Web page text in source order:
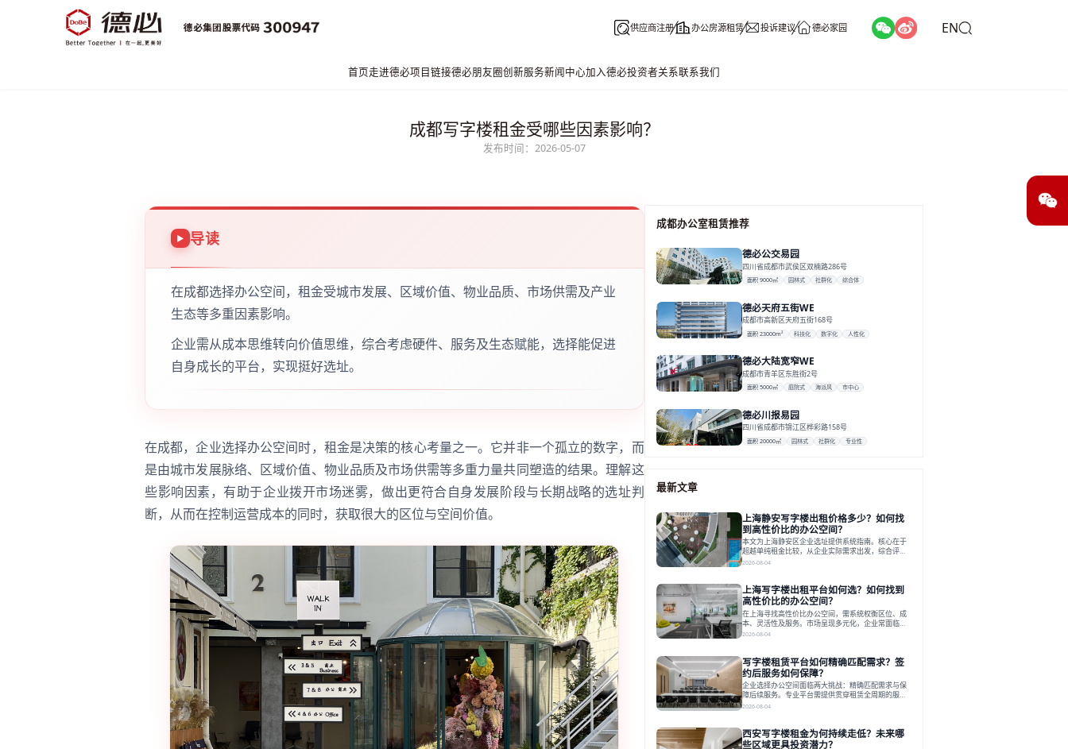
供应商注册 办公房源租赁 投诉建议 德必家园 EN
首页走进德必项目链接德必朋友圈创新服务新闻中心加入德必投资者关系联系我们
成都写字楼租金受哪些因素影响？
发布时间：2026-05-07
导读
在成都选择办公空间，租金受城市发展、区域价值、物业品质、市场供需及产业
生态等多重因素影响。
企业需从成本思维转向价值思维，综合考虑硬件、服务及生态赋能，选择能促进
自身成长的平台，实现挺好选址。
在成都，企业选择办公空间时，租金是决策的核心考量之一。它并非一个孤立的数字，而
是由城市发展脉络、区域价值、物业品质及市场供需等多重力量共同塑造的结果。理解这
些影响因素，有助于企业拨开市场迷雾，做出更符合自身发展阶段与长期战略的选址判
断，从而在控制运营成本的同时，获取很大的区位与空间价值。
成都办公室租赁推荐
德必公交易园
四川省成都市武侯区双楠路286号
面积 9000㎡ 园林式 社群化 综合体
德必天府五街WE
成都市高新区天府五街168号
面积 23000m² 科技化 数字化 ⼈性化
德必⼤陆宽窄WE
成都市青羊区东胜街2号
面积 5000㎡ 庭院式 海派⻛ 市中⼼
德必川报易园
四川省成都市锦江区桦彩路158号
面积 20000㎡ 园林式 社群化 专业性
最新文章
上海静安写字楼出租价格多少？如何找
到高性价比的办公空间？
本文为上海静安区企业选址提供系统指南。核心在于
超越单纯租金比较，从企业实际需求出发，综合评估
交通、硬件、空间弹性、配套服务及产业生态等多维
升性价比，并通过不同规模企业的实际案例加以说
明。之后指出，专业运营服务商提供的稳定环境、社
群活动与产业集聚等增值服务，是很大化空间价值、
助力企业成长的关键。对于许多在
2026-08-04
上海写字楼出租平台如何选？如何找到
高性价比的办公空间？
在上海寻找高性价比办公空间，需系统权衡区位、成
本、灵活性及服务。市场呈现多元化，企业常面临租
赁流程复杂、隐性成本高等挑战。选择平台时，应评
区、灵活产品和丰富配套，满足不同企业需求。企业
应明确自身需求，实地考察，选择能支持长期发展、
提升竞争力的办公空间。在上海寻找合适的办公空
间，对于企业行政负责人、中小企业主
2026-08-04
写字楼租赁平台如何精确匹配需求？签
约后服务如何保障？
企业选择办公空间面临两大挑战：精确匹配需求与保
障后续服务。专业平台需提供贯穿租赁全周期的服
务，将企业从非核心事务中解放。精确匹配需结合企
的全周期保障体系。德必集团通过标准化服务与个性
化运营结合，以全国布局和产业生态圈为企业提供稳
2026-08-04
西安写字楼租金为何持续走低？未来哪
些区域更具投资潜力？